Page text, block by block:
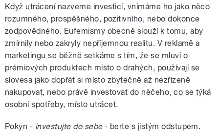
Když utrácení nazveme investicí, vnímáme ho jako něco
rozumného, prospěšného, pozitivního, nebo dokonce
zodpovědného. Eufemismy obecně slouží k tomu, aby
zmírnily nebo zakryly nepříjemnou realitu. V reklamě a
marketingu se běžně setkáme s tím, že se mluví o
prémiových produktech místo o drahých, používají se
slovesa jako dopřát si místo zbytečně až nezřízeně
nakupovat, nebo právě investovat do něčeho, co se týká
osobní spotřeby, místo utrácet.
Pokyn - investujte do sebe- berte s jistým odstupem.